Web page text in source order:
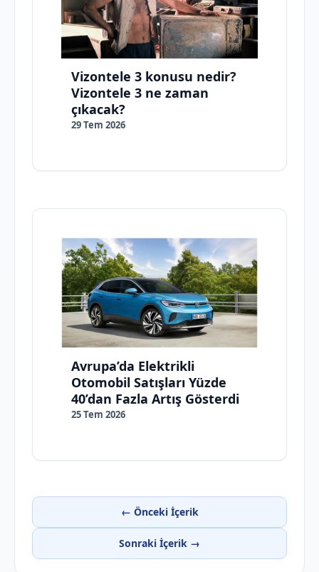
Vizontele 3 konusu nedir?
Vizontele 3 ne zaman
çıkacak?
29 Tem 2026
Avrupa’da Elektrikli
Otomobil Satışları Yüzde
40’dan Fazla Artış Gösterdi
25 Tem 2026
← Önceki İçerik
Sonraki İçerik →